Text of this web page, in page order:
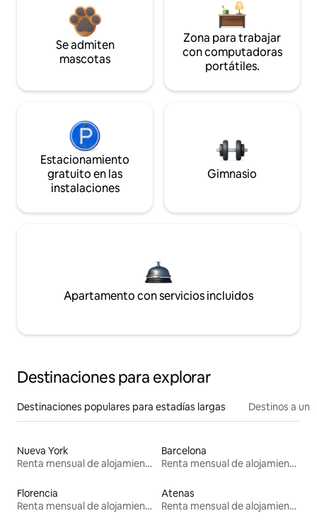
Se admiten
mascotas
Zona para trabajar
con computadoras
portátiles.
Estacionamiento
gratuito en las
instalaciones
Gimnasio
Apartamento con servicios incluidos
Destinaciones para explorar
Destinaciones populares para estadías largas Destinos a un
Nueva York
Renta mensual de alojamientos
Barcelona
Renta mensual de alojamientos
Florencia
Renta mensual de alojamientos
Atenas
Renta mensual de alojamientos